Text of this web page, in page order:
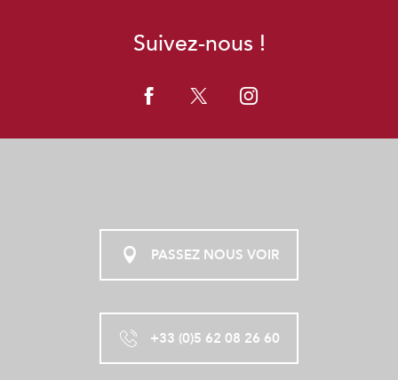
DOMAINE DE POURROUQUET - GÎTE
L'AOUEILLE - ECOLODGES
MEUBLE COUSTILLAS
CAMPING DOMAINE DE CALABEL
Suivez-nous !
PASSEZ NOUS VOIR
+33 (0)5 62 08 26 60